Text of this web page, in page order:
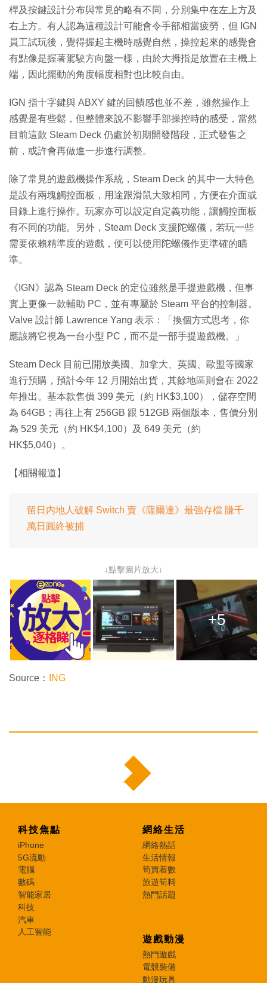
桿及按鍵設計分布與常見的略有不同，分別集中在左上方及
右上方。有人認為這種設計可能會令手部相當疲勞，但 IGN
員工試玩後，覺得握起主機時感覺自然，操控起來的感覺會
有點像是握著駕駛方向盤一樣，由於大拇指是放置在主機上
端，因此擺動的角度幅度相對也比較自由。
IGN 指十字鍵與 ABXY 鍵的回饋感也並不差，雖然操作上
感覺是有些鬆，但整體來說不影響手部操控時的感受，當然
目前這款 Steam Deck 仍處於初期開發階段，正式發售之
前，或許會再做進一步進行調整。
除了常見的遊戲機操作系統，Steam Deck 的其中一大特色
是設有兩塊觸控面板，用途跟滑鼠大致相同，方便在介面或
目錄上進行操作。玩家亦可以設定自定義功能，讓觸控面板
有不同的功能。另外，Steam Deck 支援陀螺儀，若玩一些
需要依賴精準度的遊戲，便可以使用陀螺儀作更準確的瞄
準。
《IGN》認為 Steam Deck 的定位雖然是手提遊戲機，但事
實上更像一款輔助 PC，並有專屬於 Steam 平台的控制器。
Valve 設計師 Lawrence Yang 表示：「換個方式思考，你
應該將它視為一台小型 PC，而不是一部手提遊戲機。」
Steam Deck 目前已開放美國、加拿大、英國、歐盟等國家
進行預購，預計今年 12 月開始出貨，其餘地區則會在 2022
年推出。基本款售價 399 美元（約 HK$3,100），儲存空間
為 64GB；再往上有 256GB 跟 512GB 兩個版本，售價分別
為 529 美元（約 HK$4,100）及 649 美元（約
HK$5,040）。
【相關報道】
留日内地人破解 Switch 賣《薩爾達》最強存檔 賺千
萬日圓終被捕
↓點擊圖片放大↓
+5
Source： ING
科技焦點
iPhone
5G流動
電腦
數碼
智能家居
科技
汽車
人工智能
網絡生活
網絡熱話
生活情報
筍買着數
旅遊筍料
熱門話題
遊戲動漫
熱門遊戲
電競裝備
動漫玩具